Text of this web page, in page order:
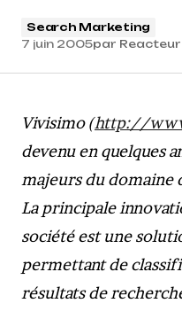
Search Marketing
7 juin 2005par Reacteur
Vivisimo (http://
devenu en quelques
majeurs du domaine
La principale
société est une
permettant de
résultats de